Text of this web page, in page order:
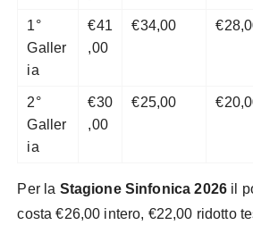
1°
Galler
ia
€41
,00
€34,00
2°
Galler
ia
€30
,00
€25,00
Per la Stagione Sinfonica 2026 il
costa €26,00 intero, €22,00 ridotto